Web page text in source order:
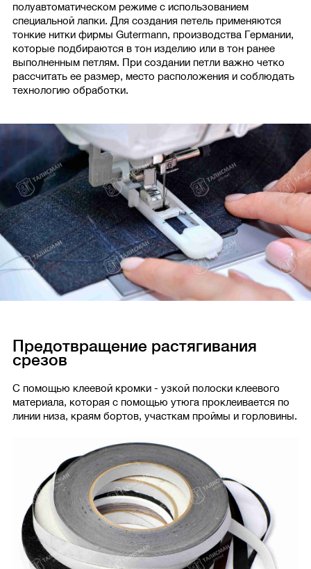
полуавтоматическом режиме с использованием
специальной лапки. Для создания петель применяются
тонкие нитки фирмы Gutermann, производства Германии,
которые подбираются в тон изделию или в тон ранее
выполненным петлям. При создании петли важно четко
рассчитать ее размер, место расположения и соблюдать
технологию обработки.
Предотвращение растягивания
срезов
С помощью клеевой кромки - узкой полоски клеевого
материала, которая с помощью утюга проклеивается по
линии низа, краям бортов, участкам проймы и горловины.